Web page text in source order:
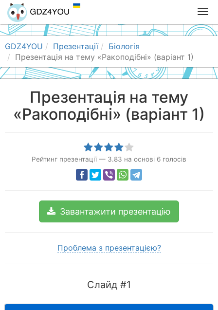
T
o
g
e
n
i
g
GDZ4YOU Презентації
Біологія
Презентація на тему «Ракоподібні» (варіант 1)
Презентація на тему
«Ракоподібні» (варіант 1)
Рейтинг презентації — 3.83 на основі 6 голосів
Завантажити презентацію
Проблема з презентацією?
Слайд #1